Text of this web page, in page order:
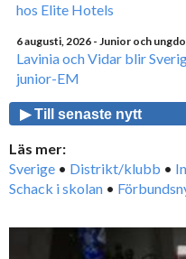
hos Elite Hotels
6 augusti, 2026 - Junior och
Lavinia och Vidar blir
junior-EM
▶ Till senaste nytt
Läs mer:
Sverige • Distrikt/klubb •
Schack i skolan •